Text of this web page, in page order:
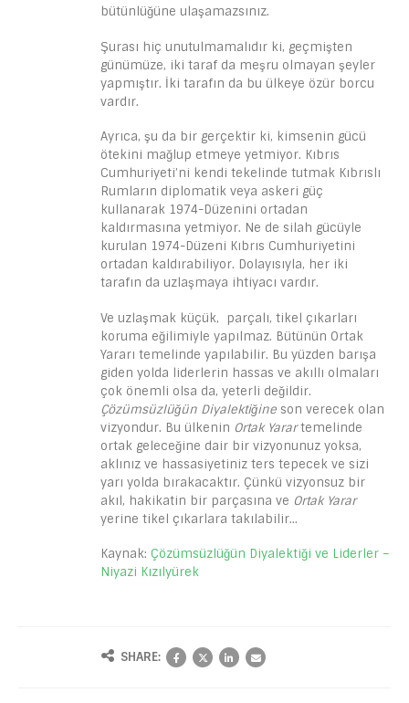
bütünlüğüne ulaşamazsınız.
Şurası hiç unutulmamalıdır ki, geçmişten
günümüze, iki taraf da meşru olmayan şeyler
yapmıştır. İki tarafın da bu ülkeye özür borcu
vardır.
Ayrıca, şu da bir gerçektir ki, kimsenin gücü
ötekini mağlup etmeye yetmiyor. Kıbrıs
Cumhuriyeti’ni kendi tekelinde tutmak Kıbrıslı
Rumların diplomatik veya askeri güç
kullanarak 1974-Düzenini ortadan
kaldırmasına yetmiyor. Ne de silah gücüyle
kurulan 1974-Düzeni Kıbrıs Cumhuriyetini
ortadan kaldırabiliyor. Dolayısıyla, her iki
tarafın da uzlaşmaya ihtiyacı vardır.
Ve uzlaşmak küçük, parçalı, tikel çıkarları
koruma eğilimiyle yapılmaz. Bütünün Ortak
Yararı temelinde yapılabilir. Bu yüzden barışa
giden yolda liderlerin hassas ve akıllı olmaları
çok önemli olsa da, yeterli değildir.
Çözümsüzlüğün Diyalektiğine son verecek olan
vizyondur. Bu ülkenin Ortak Yarartemelinde
ortak geleceğine dair bir vizyonunuz yoksa,
aklınız ve hassasiyetiniz ters tepecek ve sizi
yarı yolda bırakacaktır. Çünkü vizyonsuz bir
akıl, hakikatin bir parçasına ve Ortak Yarar
yerine tikel çıkarlara takılabilir…
Kaynak: Çözümsüzlüğün Diyalektiği ve Liderler –
Niyazi Kızılyürek
SHARE: